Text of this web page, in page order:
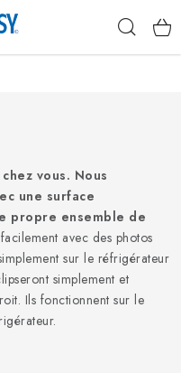
vous. Nous
une surface
propre ensemble de
avec des photos
sur le réfrigérateur
simplement et
Ils fonctionnent sur le